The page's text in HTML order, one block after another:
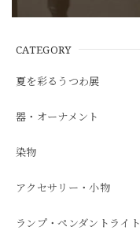
CATEGORY
夏を彩るうつわ展
器・オーナメント
染物
アクセサリー・小物
ランプ・ペンダントライト